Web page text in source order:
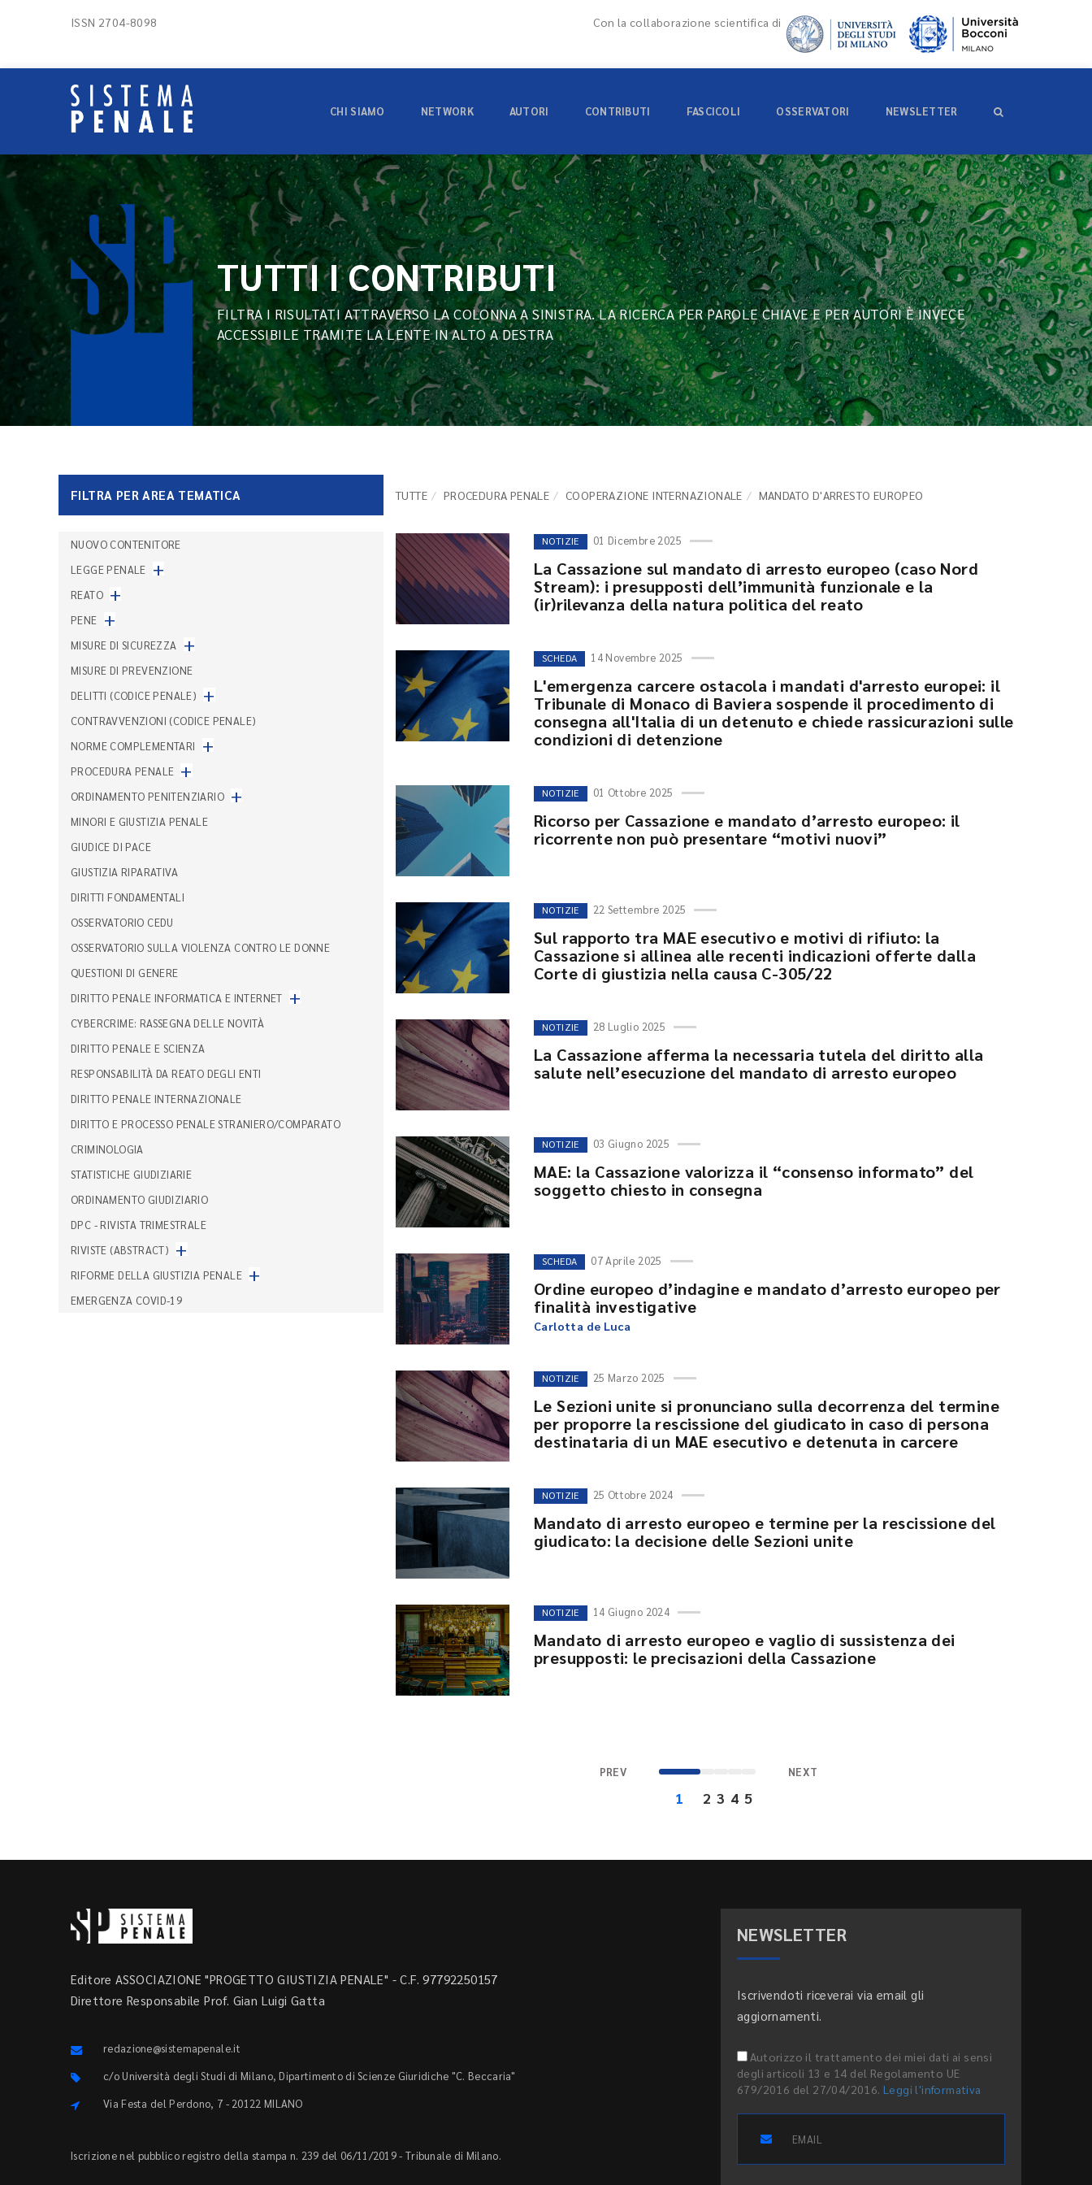
ISSN 2704-8098 Con la collaborazione scientifica di
CHI SIAMO NETWORK AUTORI CONTRIBUTI FASCICOLI OSSERVATORI NEWSLETTER
TUTTI I CONTRIBUTI
FILTRA I RISULTATI ATTRAVERSO LA COLONNA A SINISTRA. LA RICERCA PER PAROLE CHIAVE E PER AUTORI È INVECE
ACCESSIBILE TRAMITE LA LENTE IN ALTO A DESTRA
FILTRA PER AREA TEMATICA TUTTE PROCEDURA PENALE COOPERAZIONE INTERNAZIONALE MANDATO D'ARRESTO EUROPEO
NUOVO CONTENITORE
LEGGE PENALE +
REATO +
PENE +
MISURE DI SICUREZZA +
MISURE DI PREVENZIONE
DELITTI (CODICE PENALE) +
CONTRAVVENZIONI (CODICE PENALE)
NORME COMPLEMENTARI
+
PROCEDURA PENALE +
ORDINAMENTO PENITENZIARIO +
MINORI E GIUSTIZIA PENALE
GIUDICE DI PACE
GIUSTIZIA RIPARATIVA
DIRITTI FONDAMENTALI
OSSERVATORIO CEDU
OSSERVATORIO SULLA VIOLENZA CONTRO LE DONNE
QUESTIONI DI GENERE
DIRITTO PENALE INFORMATICA E INTERNET +
CYBERCRIME: RASSEGNA DELLE NOVITÀ
DIRITTO PENALE E SCIENZA
RESPONSABILITÀ DA REATO DEGLI ENTI
DIRITTO PENALE INTERNAZIONALE
DIRITTO E PROCESSO PENALE STRANIERO/COMPARATO
CRIMINOLOGIA
STATISTICHE GIUDIZIARIE
ORDINAMENTO GIUDIZIARIO
DPC - RIVISTA TRIMESTRALE
RIVISTE (ABSTRACT) +
RIFORME DELLA GIUSTIZIA PENALE +
EMERGENZA COVID-19
NOTIZIE 01 Dicembre 2025
La Cassazione sul mandato di arresto europeo (caso Nord
Stream): i presupposti dell’immunità funzionale e la
(ir)rilevanza della natura politica del reato
SCHEDA 14 Novembre 2025
L'emergenza carcere ostacola i mandati d'arresto europei: il
Tribunale di Monaco di Baviera sospende il procedimento di
consegna all'Italia di un detenuto e chiede rassicurazioni sulle
condizioni di detenzione
NOTIZIE 01 Ottobre 2025
Ricorso per Cassazione e mandato d’arresto europeo: il
ricorrente non può presentare “motivi nuovi”
NOTIZIE 22 Settembre 2025
Sul rapporto tra MAE esecutivo e motivi di rifiuto: la
Cassazione si allinea alle recenti indicazioni offerte dalla
Corte di giustizia nella causa C-305/22
NOTIZIE 28 Luglio 2025
La Cassazione afferma la necessaria tutela del diritto alla
salute nell’esecuzione del mandato di arresto europeo
NOTIZIE 03 Giugno 2025
MAE: la Cassazione valorizza il “consenso informato” del
soggetto chiesto in consegna
SCHEDA 07 Aprile 2025
Ordine europeo d’indagine e mandato d’arresto europeo per
finalità investigative
Carlotta de Luca
NOTIZIE 25 Marzo 2025
Le Sezioni unite si pronunciano sulla decorrenza del termine
per proporre la rescissione del giudicato in caso di persona
destinataria di un MAE esecutivo e detenuta in carcere
NOTIZIE 25 Ottobre 2024
Mandato di arresto europeo e termine per la rescissione del
giudicato: la decisione delle Sezioni unite
NOTIZIE 14 Giugno 2024
Mandato di arresto europeo e vaglio di sussistenza dei
presupposti: le precisazioni della Cassazione
PREV
1 2 3 4 5
NEXT
Editore ASSOCIAZIONE "PROGETTO GIUSTIZIA PENALE" - C.F. 97792250157
Direttore Responsabile Prof. Gian Luigi Gatta
redazione@sistemapenale.it
c/o Università degli Studi di Milano, Dipartimento di Scienze Giuridiche "C. Beccaria"
Via Festa del Perdono, 7 - 20122 MILANO
Iscrizione nel pubblico registro della stampa n. 239 del 06/11/2019 - Tribunale di Milano.
NEWSLETTER
Iscrivendoti riceverai via email gli
aggiornamenti.
Autorizzo il trattamento dei miei dati ai sensi
degli articoli 13 e 14 del Regolamento UE
679/2016 del 27/04/2016. Leggi l'informativa